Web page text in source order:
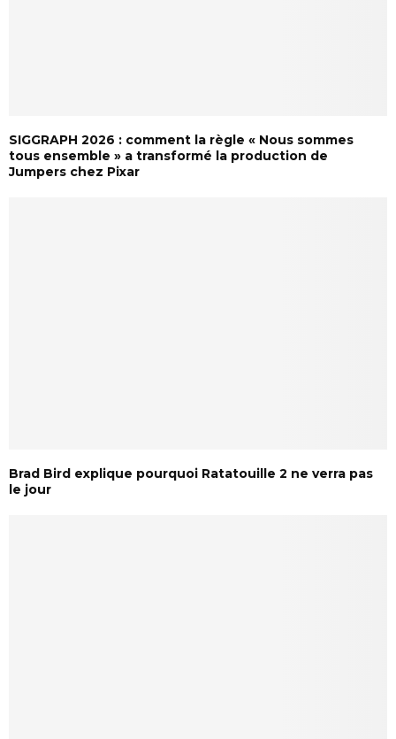
SIGGRAPH 2026 : comment la règle « Nous sommes
tous ensemble » a transformé la production de
Jumpers chez Pixar
Brad Bird explique pourquoi Ratatouille 2 ne verra pas
le jour